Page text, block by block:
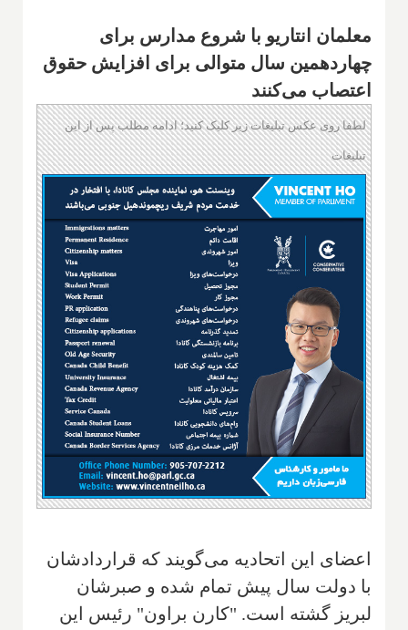
معلمان انتاریو با شروع مدارس برای
چهاردهمین سال متوالی برای افزایش حقوق
اعتصاب می‌کنند
لطفا روی عکس تبلیغات زیر کلیک کنید؛ ادامه مطلب پس از این
تبلیغات
اعضای این اتحادیه می‌گویند که قراردادشان
با دولت سال پیش تمام شده و صبرشان
لبریز گشته است. "کارن براون" رئیس این